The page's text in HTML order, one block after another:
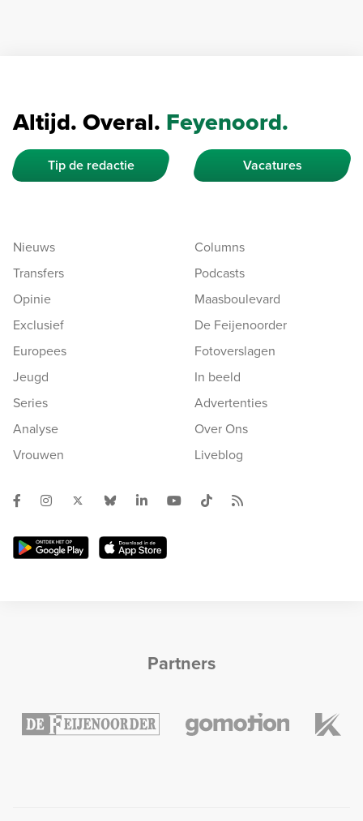
Altijd. Overal. Feyenoord.
Tip de redactie Vacatures
Nieuws
Transfers
Opinie
Exclusief
Europees
Jeugd
Series
Analyse
Vrouwen
Columns
Podcasts
Maasboulevard
De Feijenoorder
Fotoverslagen
In beeld
Advertenties
Over Ons
Liveblog
Partners